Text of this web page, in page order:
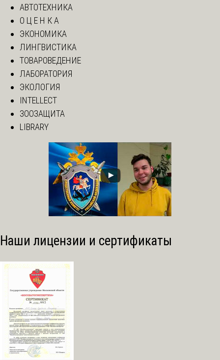
АВТОТЕХНИКА
О Ц Е Н К А
ЭКОНОМИКА
ЛИНГВИСТИКА
ТОВАРОВЕДЕНИЕ
ЛАБОРАТОРИЯ
ЭКОЛОГИЯ
INTELLECT
ЗООЗАЩИТА
LIBRARY
Наши лицензии и сертификаты